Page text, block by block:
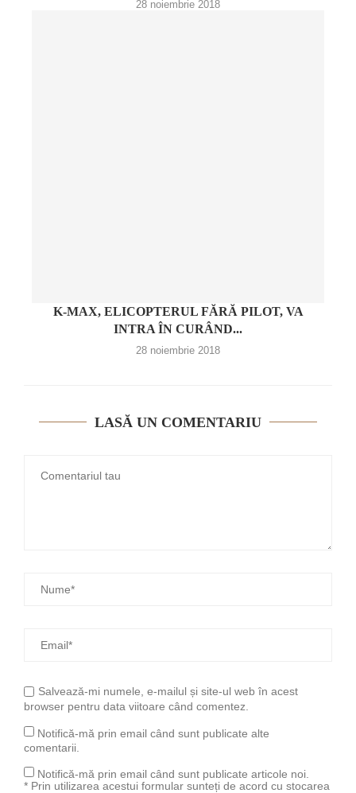
28 noiembrie 2018
K-MAX, ELICOPTERUL FĂRĂ PILOT, VA
INTRA ÎN CURÂND...
28 noiembrie 2018
LASĂ UN COMENTARIU
Salvează-mi numele, e-mailul și site-ul web în acest
browser pentru data viitoare când comentez.
Notifică-mă prin email când sunt publicate alte
comentarii.
Notifică-mă prin email când sunt publicate articole noi.
* Prin utilizarea acestui formular sunteți de acord cu stocarea